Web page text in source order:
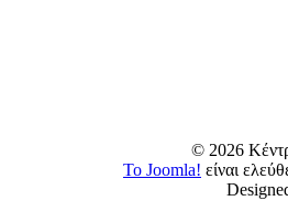
© 2026
Το Joomla! είναι